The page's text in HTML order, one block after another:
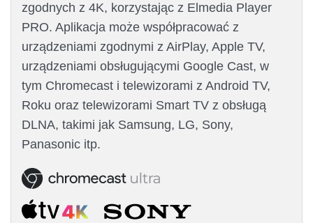
zgodnych z 4K, korzystając z Elmedia Player
PRO. Aplikacja może współpracować z
urządzeniami zgodnymi z AirPlay, Apple TV,
urządzeniami obsługującymi Google Cast, w
tym Chromecast i telewizorami z Android TV,
Roku oraz telewizorami Smart TV z obsługą
DLNA, takimi jak Samsung, LG, Sony,
Panasonic itp.